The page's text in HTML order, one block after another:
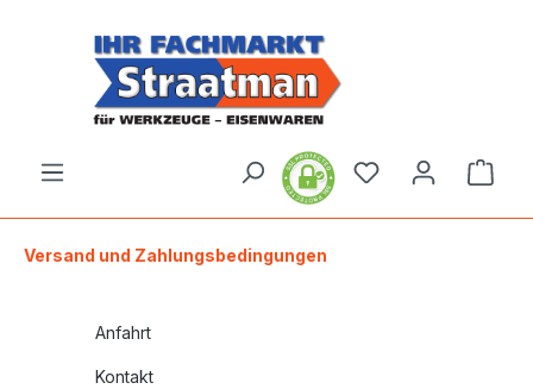
Versand und Zahlungsbedingungen
Anfahrt
Kontakt